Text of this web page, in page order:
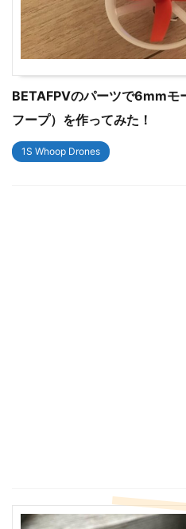
BETAFPVのパーツで6mmモ
フープ）を作ってみた！
1S Whoop Drones